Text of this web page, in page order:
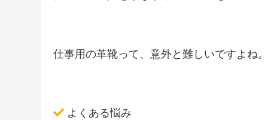
仕事用の革靴って、意外と難しいですよね。
よくある悩み